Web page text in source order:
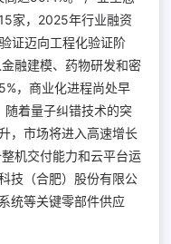
家，2025年行业融资
证迈向工程化验证阶
融建模、药物研发和密
，商业化进程尚处早
着量子纠错技术的突
，市场将进入高速增长
机交付能力和云平台运
技（合肥）股份有限公
统等关键零部件供应